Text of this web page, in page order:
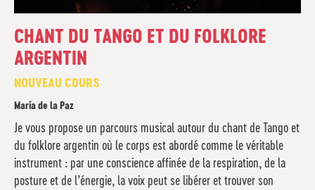
CHANT DU TANGO ET DU FOLKLORE
ARGENTIN
NOUVEAU COURS
María de la Paz
Je vous propose un parcours musical autour du chant de Tango et
du folklore argentin où le corps est abordé comme le véritable
instrument : par une conscience affinée de la respiration, de la
posture et de l’énergie, la voix peut se libérer et trouver son